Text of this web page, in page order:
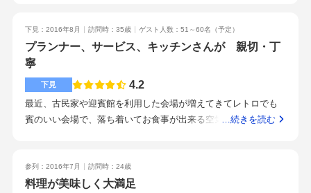
を控えめにしていただく等）が細かくできると聞きました。金
沢の特色を活かした結婚式をしたいカップルにおすすめです。1.
5次会にも対応しており、海外挙式後のパーティとして使うのも
いて、駐車場が混み合っていましたが、なんとか止めることが
できました。朝や昼の結婚式の場合にはもしかしたらとめられ
ないかもしれません。ちなみに近隣の駐車場もいっぱいでし
た。料理の説明を丁寧にしてくれました。子ども連れでも近く
下見：2016年8月 訪問時：35歳 ゲスト人数：51～60名 （予定）
プランナー、サービス、キッチンさんが 親切・丁
寧
下見 4.2
最近、古民家や迎賓館を利用した会場が増えてきてレトロでも
賓のいい会場で、落ち着いてお食事が出来る空気感をスタッフ
替わる瞬間でした。東京のお店より 金沢の味が美味しかっ
た 特にソースが良かったですフレンチレストランならではの
…続きを読む
参列：2016年7月 訪問時：24歳
料理が美味しく大満足